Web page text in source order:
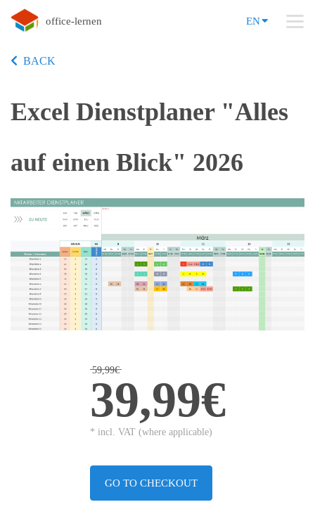
office-lernen EN
BACK
Excel Dienstplaner "Alles
auf einen Blick" 2026
59,99€
39,99€
* incl. VAT (where applicable)
GO TO CHECKOUT